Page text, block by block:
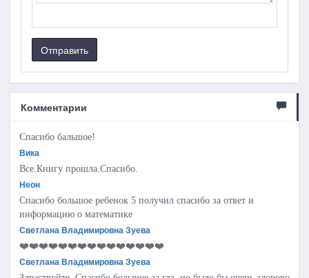
Отправить
Комментарии
Спасибо бальшое!
Вика
Все.Книгу прошла.Спасибо.
Неон
Спасибо большое ребенок 5 получил спасибо за ответ и
информацию о математике
Светлана Владимировна Зуева
❤️❤️❤️❤️❤️❤️❤️❤️❤️❤️❤️❤️❤️❤️❤️
Светлана Владимировна Зуева